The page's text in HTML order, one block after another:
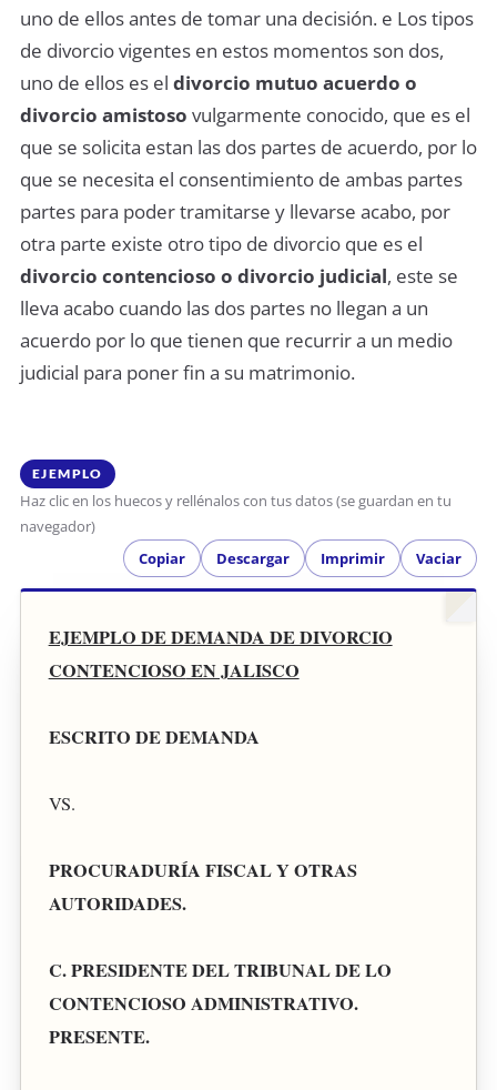
uno de ellos antes de tomar una decisión. e Los tipos
de divorcio vigentes en estos momentos son dos,
uno de ellos es el divorcio mutuo acuerdo o
divorcio amistoso vulgarmente conocido, que es el
que se solicita estan las dos partes de acuerdo, por lo
que se necesita el consentimiento de ambas partes
partes para poder tramitarse y llevarse acabo, por
otra parte existe otro tipo de divorcio que es el
divorcio contencioso o divorcio judicial, este se
lleva acabo cuando las dos partes no llegan a un
acuerdo por lo que tienen que recurrir a un medio
judicial para poner fin a su matrimonio.
EJEMPLO
Haz clic en los huecos y rellénalos con tus datos (se guardan en tu
navegador)
Copiar
Descargar Imprimir Vaciar
EJEMPLO DE DEMANDA DE DIVORCIO
CONTENCIOSO EN JALISCO
ESCRITO DE DEMANDA
VS.
PROCURADURÍA FISCAL Y OTRAS
AUTORIDADES.
C. PRESIDENTE DEL TRIBUNAL DE LO
CONTENCIOSO ADMINISTRATIVO.
PRESENTE.